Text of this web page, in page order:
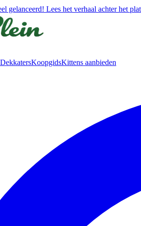
gelanceerd! Lees het verhaal achter het
DekkatersKoopgidsKittens aanbieden